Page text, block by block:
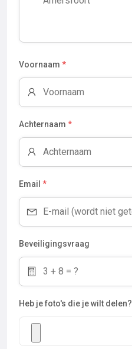
Voornaam *
Achternaam *
Email *
Beveiligingsvraag
Heb je foto's die je wilt delen?